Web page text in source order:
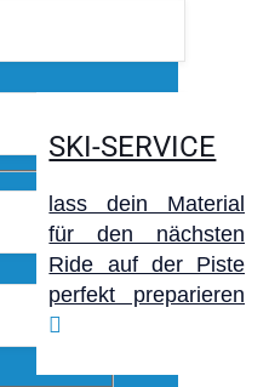
SKI-SERVICE
lass dein Material
für den nächsten
Ride auf der Piste
perfekt preparieren